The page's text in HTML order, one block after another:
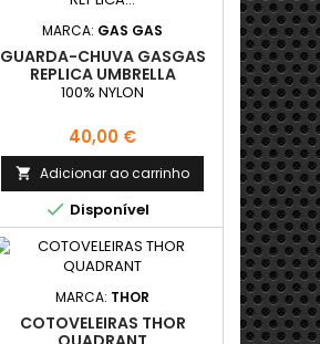
MARCA: GAS GAS
GUARDA-CHUVA GASGAS
REPLICA UMBRELLA
100% NYLON
Preço
40,00 €
 Adicionar ao carrinho
 Disponível
MARCA: THOR
COTOVELEIRAS THOR